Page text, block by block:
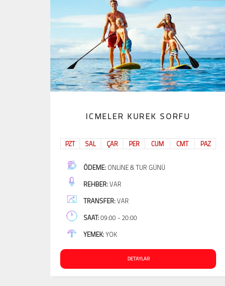
ICMELER KUREK SORFU
PZT SAL ÇAR PER CUM CMT PAZ
ÖDEME: ONLINE & TUR GÜNÜ
REHBER:VAR
TRANSFER:VAR
SAAT:09:00 - 20:00
YEMEK:YOK
DETAYLAR